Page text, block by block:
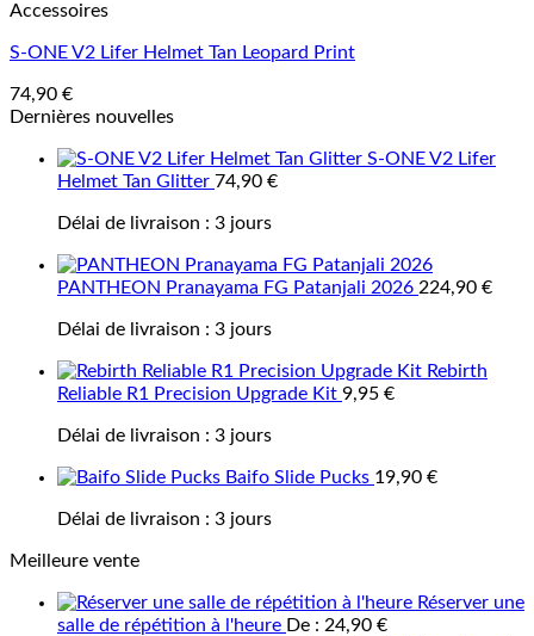
Accessoires
S-ONE V2 Lifer Helmet Tan Leopard Print
74,90 €
Dernières nouvelles
S-ONE V2 Lifer
Helmet Tan Glitter 74,90 €
Délai de livraison : 3 jours
PANTHEON Pranayama FG Patanjali 2026 224,90 €
Délai de livraison : 3 jours
Rebirth
Reliable R1 Precision Upgrade Kit 9,95 €
Délai de livraison : 3 jours
Baifo Slide Pucks 19,90 €
Délai de livraison : 3 jours
Meilleure vente
Réserver une
salle de répétition à l'heure De : 24,90 €